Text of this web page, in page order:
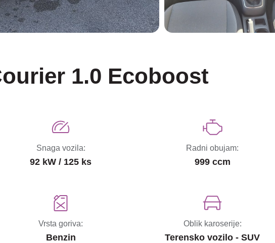
1.0 Ecoboost
Snaga vozila:
92 kW / 125 ks
Radni obujam:
999 ccm
Vrsta goriva:
Benzin
Oblik karoserije:
Terensko vozilo - SUV